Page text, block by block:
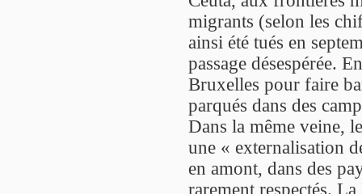
migrants (selon les
ainsi été tués en
passage désespérée.
Bruxelles pour faire
parqués dans des
Dans la même veine,
une « externalisation
en amont, dans des
rarement respectés.